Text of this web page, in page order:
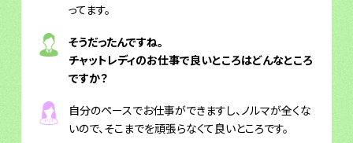
ってます。
そうだったんですね。
チャットレディのお仕事で良いところはどんなところ
ですか？
自分のペースでお仕事ができますし、ノルマが全くな
いので、そこまでを頑張らなくて良いところです。